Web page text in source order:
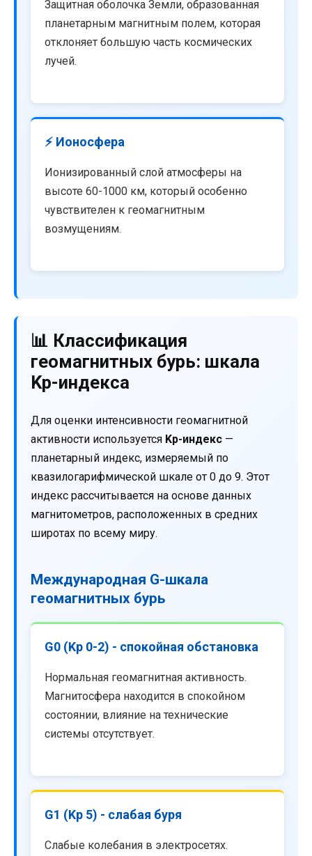
Защитная оболочка Земли, образованная
планетарным магнитным полем, которая
отклоняет большую часть космических
лучей.
⚡ Ионосфера
Ионизированный слой атмосферы на
высоте 60-1000 км, который особенно
чувствителен к геомагнитным
возмущениям.
📊 Классификация
геомагнитных бурь: шкала
Kp-индекса
Для оценки интенсивности геомагнитной
активности используется Kp-индекс —
планетарный индекс, измеряемый по
квазилогарифмической шкале от 0 до 9. Этот
индекс рассчитывается на основе данных
магнитометров, расположенных в средних
широтах по всему миру.
Международная G-шкала
геомагнитных бурь
G0 (Kp 0-2) - спокойная обстановка
Нормальная геомагнитная активность.
Магнитосфера находится в спокойном
состоянии, влияние на технические
системы отсутствует.
G1 (Kp 5) - слабая буря
Слабые колебания в электросетях.